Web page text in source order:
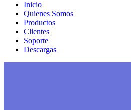
Inicio
Quienes Somos
Productos
Clientes
Soporte
Descargas